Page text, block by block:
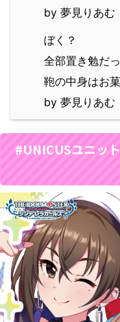
by 夢見りあむ
ぼく？
全部置き勉だ
鞄の中身はお
by 夢見りあむ
#UNICUSユニッ